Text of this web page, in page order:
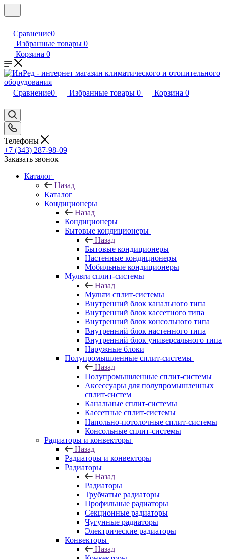
Сравнение0
Избранные товары 0
Корзина 0
Сравнение0 Избранные товары 0 Корзина 0
Телефоны
+7 (343) 287-98-09
Заказать звонок
Каталог
Назад
Каталог
Кондиционеры
Назад
Кондиционеры
Бытовые кондиционеры
Назад
Бытовые кондиционеры
Настенные кондиционеры
Мобильные кондиционеры
Мульти сплит-системы
Назад
Мульти сплит-системы
Внутренний блок канального типа
Внутренний блок кассетного типа
Внутренний блок консольного типа
Внутренний блок настенного типа
Внутренний блок универсального типа
Наружные блоки
Полупромышленные сплит-системы
Назад
Полупромышленные сплит-системы
Аксессуары для полупромышленных
сплит-систем
Канальные сплит-системы
Кассетные сплит-системы
Напольно-потолочные сплит-системы
Консольные сплит-системы
Радиаторы и конвекторы
Назад
Радиаторы и конвекторы
Радиаторы
Назад
Радиаторы
Трубчатые радиаторы
Профильные радиаторы
Секционные радиаторы
Чугунные радиаторы
Электрические радиаторы
Конвекторы
Назад